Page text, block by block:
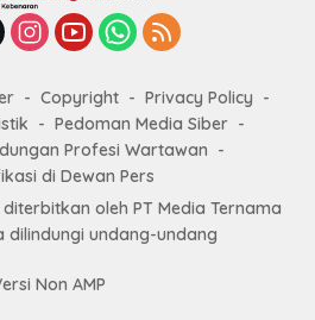
Copyright
Privacy Policy
Pedoman Media Siber
Profesi Wartawan
di Dewan Pers
oleh PT Media Ternama
dilindungi undang-undang
Non AMP